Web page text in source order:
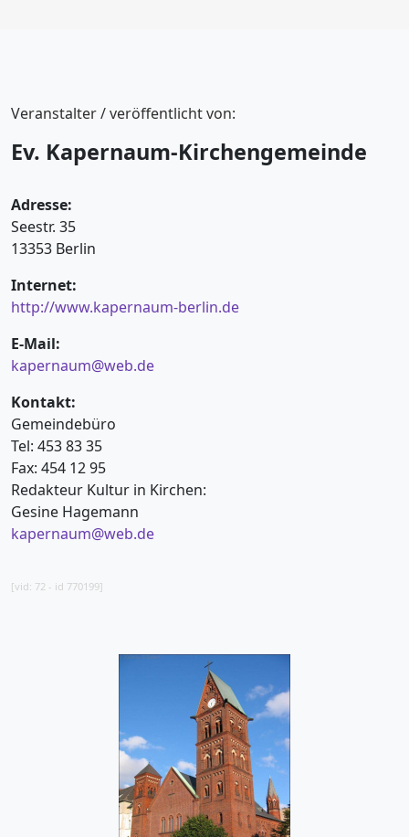
Veranstalter / veröffentlicht von:
Ev. Kapernaum-Kirchengemeinde
Adresse:
Seestr. 35
13353 Berlin
Internet:
http://www.kapernaum-berlin.de
E-Mail:
kapernaum@web.de
Kontakt:
Gemeindebüro
Tel: 453 83 35
Fax: 454 12 95
Redakteur Kultur in Kirchen:
Gesine Hagemann
kapernaum@web.de
[vid: 72 - id 770199]